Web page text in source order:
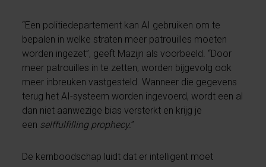
“Een politiedepartement kan AI gebruiken om te
bepalen in welke straten meer patrouilles moeten
worden ingezet”, geeft Mazijn als voorbeeld. “Door
meer patrouilles in te zetten, worden bijgevolg ook
meer inbreuken vastgesteld. Wanneer die gegevens
terug het AI-systeem worden ingevoerd, wordt een al
dan niet aanwezige bias versterkt en krijg je
een selffulfilling prophecy.”
De kernboodschap luidt dat er intelligent moet